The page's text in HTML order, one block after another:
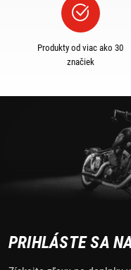
Produkty od viac ako 30
značiek
PRIHLÁSTE SA